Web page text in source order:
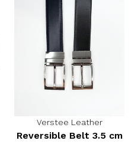
Verstee Leather
Reversible Belt 3.5 cm